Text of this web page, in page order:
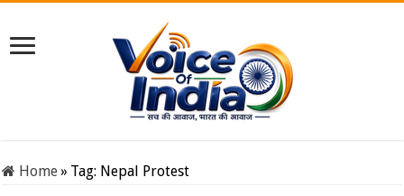
Home» Tag: Nepal Protest